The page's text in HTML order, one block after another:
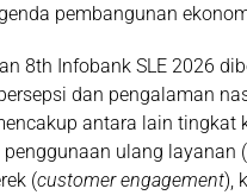
pembangunan
8th Infobank SLE 2026
dan pengalaman
antara lain tingkat
ulang layanan (
(customer engagement),